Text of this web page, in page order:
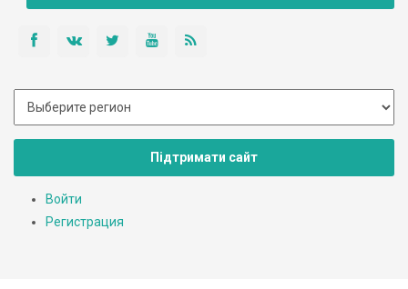
Підтримати сайт
Войти
Регистрация